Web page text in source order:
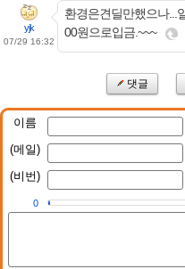
yjk
07/29 16:32
환경은견딜만했으나...
00원으로입금.~~~
댓글
이름
(메일)
(비번)
0